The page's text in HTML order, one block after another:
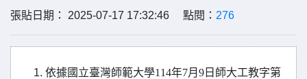
張貼日期： 2025-07-17 17:32:46 點閱： 276
依據國立臺灣師範大學114年7月9日師大工教字第